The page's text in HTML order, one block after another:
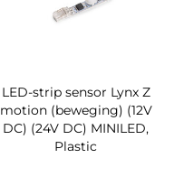
LED-strip sensor Lynx Z
motion (beweging) (12V
DC) (24V DC) MINILED,
Plastic